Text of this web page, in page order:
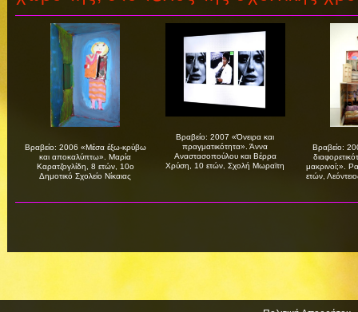
Βραβείο: 2006 «Μέσα έξω-κρύβω
και αποκαλύπτω». Μαρία
Καρατζογλίδη, 8 ετών, 10ο
Δημοτικό Σχολείο Νίκαιας
Βραβείο: 2007 «Όνειρα και
πραγματικότητα». Άννα
Αναστασοπούλου και Βέρρα
Χρύση, 10 ετών, Σχολή Μωραϊτη
Βραβείο:
μακρινοί;».
ετών,